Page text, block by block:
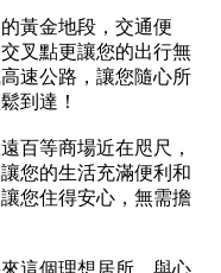
地下室
4樓